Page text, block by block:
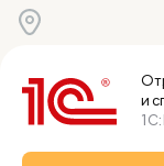
и